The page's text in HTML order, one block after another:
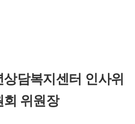
담복지센터 인사위
회 위원장